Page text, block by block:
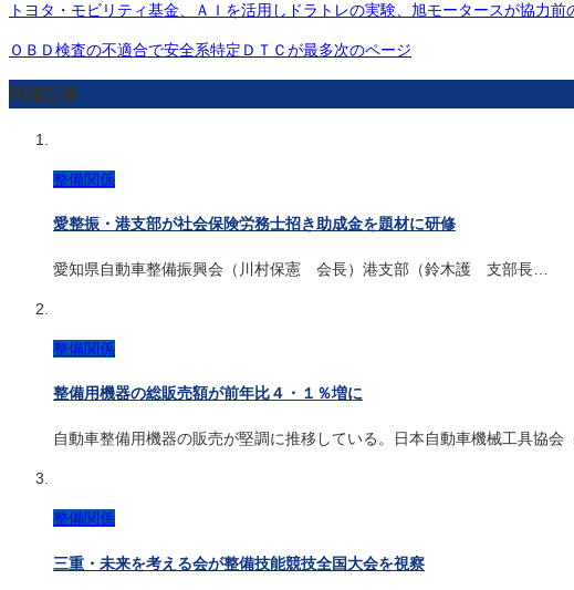
トヨタ・モビリティ基金、ＡＩを活用しドラトレの実験、旭モータースが協力前
ＯＢＤ検査の不適合で安全系特定ＤＴＣが最多次のページ
関連記事
整備関係
愛整振・港支部が社会保険労務士招き助成金を題材に研修
愛知県自動車整備振興会（川村保憲 会長）港支部（鈴木護 支部長…
整備関係
整備用機器の総販売額が前年比４・１％増に
自動車整備用機器の販売が堅調に推移している。日本自動車機械工具協会
整備関係
三重・未来を考える会が整備技能競技全国大会を視察